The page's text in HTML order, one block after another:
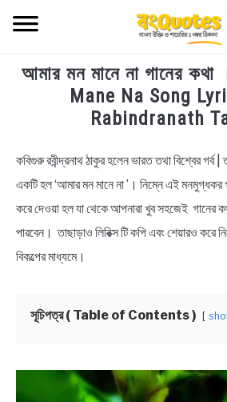
TECHNOLOGY
HEALTH & LIFESTYLE
BIOGRAPHY
EDUCATIONAL
BENGALI WISHES
BENGALI LYRICS
আমার মন মানে না গানের
Mane Na Song
Rabindranath
in
Bengali
কবিগুরু রবীন্দ্রনাথ ঠাকুর হলেন ভারত তথা বিশ্বের গর্ব |
একটি হল ‘আমার মন মানে না ’। নিম্নে এই মনমুগ্ধকর
করে দেওয়া হল যা থেকে আপনারা খুব সহজেই গানের
পারবেন। তাছাড়াও লিরিক্স টি কপি এবং শেয়ারও করে
বিকল্পের মাধ্যমে।
সূচিপত্র ( Table of Contents )